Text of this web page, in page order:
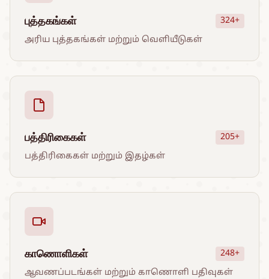
புத்தகங்கள்
324+
அரிய புத்தகங்கள் மற்றும் வெளியீடுகள்
பத்திரிகைகள்
205+
பத்திரிகைகள் மற்றும் இதழ்கள்
காணொளிகள்
248+
ஆவணப்படங்கள் மற்றும் காணொளி பதிவுகள்